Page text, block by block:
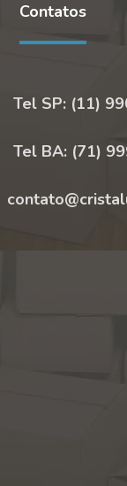
Contatos
Tel SP: (11)
Tel BA: (71)